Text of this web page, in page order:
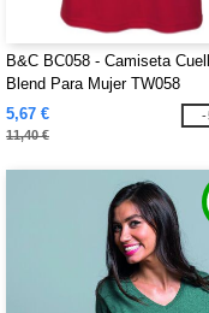
B&C BC058 - Camiseta
Blend Para Mujer TW058
5,67 €
11,40 €
-